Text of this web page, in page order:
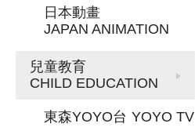
日本動畫
JAPAN ANIMATION
兒童教育
CHILD EDUCATION
東森YOYO台 YOYO TV